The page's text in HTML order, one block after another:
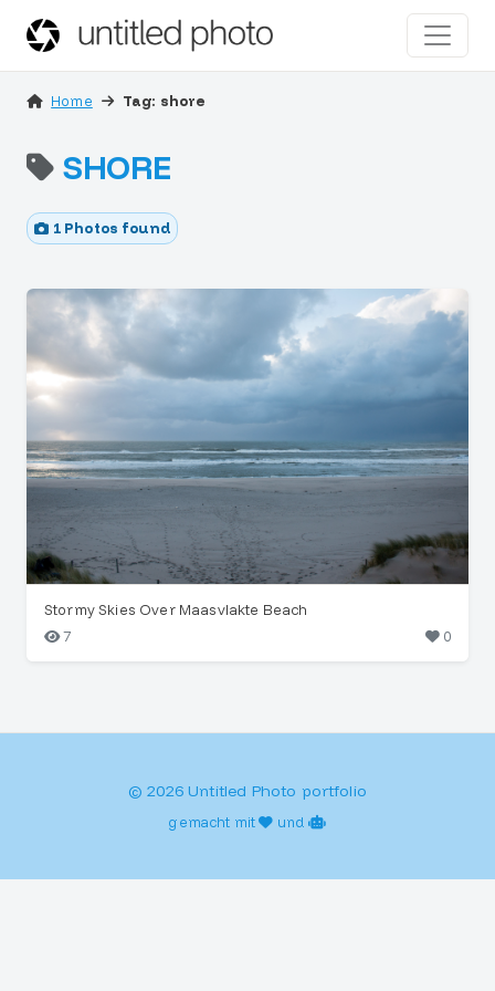
Home Tag: shore
SHORE
1 Photos found
Stormy Skies Over Maasvlakte Beach
7
0
© 2026 Untitled Photo portfolio
gemacht mit und